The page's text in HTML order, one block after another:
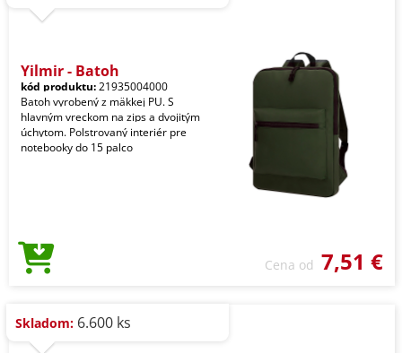
Yilmir - Batoh
kód produktu:21935004000
Batoh vyrobený z mäkkej PU. S
hlavným vreckom na zips a dvojitým
úchytom. Polstrovaný interiér pre
notebooky do 15 palco
Cena od 7,51 €
Skladom: 6.600 ks